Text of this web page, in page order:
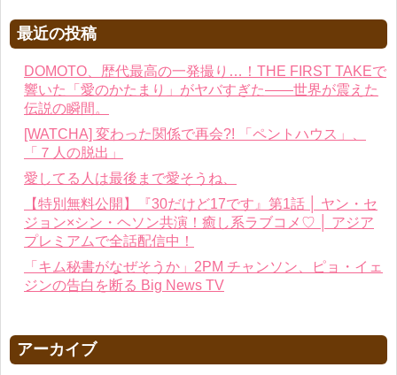
最近の投稿
DOMOTO、歴代最高の一発撮り…！THE FIRST TAKEで
響いた「愛のかたまり」がヤバすぎた——世界が震えた
伝説の瞬間。
[WATCHA] 変わった関係で再会?! 「ペントハウス」、
「７人の脱出」
愛してる人は最後まで愛そうね、
【特別無料公開】『30だけど17です』第1話 │ ヤン・セ
ジョン×シン・ヘソン共演！癒し系ラブコメ♡ │ アジア
プレミアムで全話配信中！
「キム秘書がなぜそうか」2PM チャンソン、ピョ・イェ
ジンの告白を断る Big News TV
アーカイブ